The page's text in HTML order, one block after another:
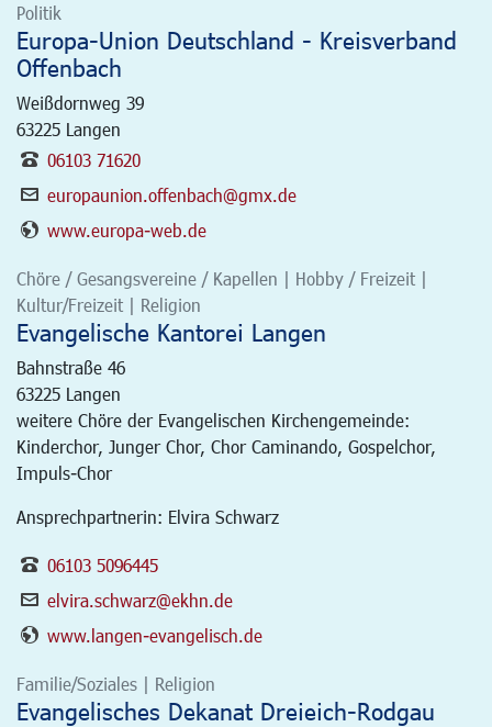
Politik
Europa-Union Deutschland - Kreisverband
Offenbach
Weißdornweg 39
63225 Langen
06103 71620
europaunion.offenbach@gmx.de
www.europa-web.de
Chöre / Gesangsvereine / Kapellen | Hobby / Freizeit |
Kultur/Freizeit | Religion
Evangelische Kantorei Langen
Bahnstraße 46
63225 Langen
weitere Chöre der Evangelischen Kirchengemeinde:
Kinderchor, Junger Chor, Chor Caminando, Gospelchor,
Impuls-Chor
Ansprechpartnerin: Elvira Schwarz
06103 5096445
elvira.schwarz@ekhn.de
www.langen-evangelisch.de
Familie/Soziales | Religion
Evangelisches Dekanat Dreieich-Rodgau